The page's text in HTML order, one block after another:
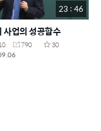
23 : 46
사업의 성공함수
790
30